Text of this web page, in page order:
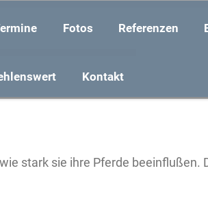
Fotos Referenzen
Kontakt
stark sie ihre Pferde beeinflußen.